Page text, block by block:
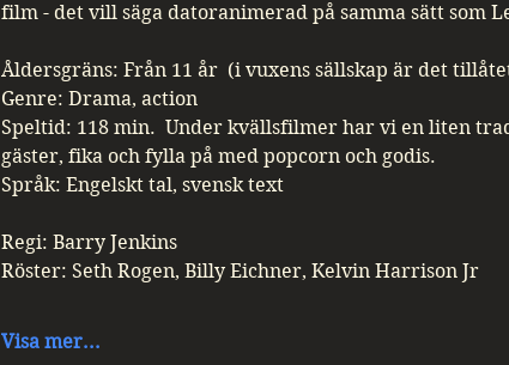
film - det vill säga datoranimerad på samma sätt som
Åldersgräns: Från 11 år  (i vuxens sällskap är det
Genre: Drama, action
Speltid: 118 min.  Under kvällsfilmer har vi en liten
gäster, fika och fylla på med popcorn och godis.
Språk: Engelskt tal, svensk text
Regi: Barry Jenkins
Röster: Seth Rogen, Billy Eichner, Kelvin Harrison Jr
Visa mer...